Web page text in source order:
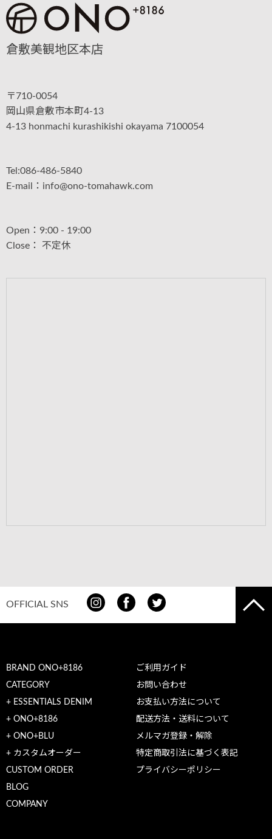
倉敷美観地区本店
〒710-0054
岡山県倉敷市本町4-13
4-13 honmachi kurashikishi okayama 7100054
Tel:086-486-5840
E-mail：info@ono-tomahawk.com
Open：9:00 - 19:00
Close： 不定休
OFFICIAL SNS
BRAND ONO+8186
CATEGORY
+ ESSENTIALS DENIM
+ ONO+8186
+ ONO+BLU
+ カスタムオーダー
CUSTOM ORDER
BLOG
COMPANY
ご利用ガイド
お問い合わせ
お支払い方法について
配送方法・送料について
メルマガ登録・解除
特定商取引法に基づく表記
プライバシーポリシー